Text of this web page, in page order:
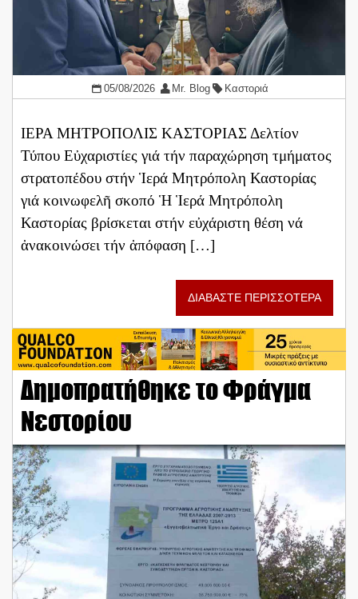
05/08/2026 Mr. Blog Καστοριά
ΙΕΡΑ ΜΗΤΡΟΠΟΛΙΣ ΚΑΣΤΟΡΙΑΣ Δελτίον
Τύπου Εὐχαριστίες γιά τήν παραχώρηση τμήματος
στρατοπέδου στήν Ἱερά Μητρόπολη Καστορίας
γιά κοινωφελῆ σκοπό Ἡ Ἱερά Μητρόπολη
Καστορίας βρίσκεται στήν εὐχάριστη θέση νά
ἀνακοινώσει τήν ἀπόφαση […]
ΔΙΑΒΑΣΤΕ ΠΕΡΙΣΣΟΤΕΡΑ
Δημοπρατήθηκε το Φράγμα
Νεστορίου